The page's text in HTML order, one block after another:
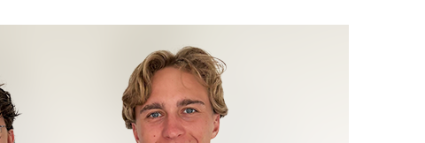
Manufaktur?
Modelle sichert Aiconiq durch die interne „Aiconiq
setzt. Kontrollverlust fürchtet Patrushev dabei
nicht Qualität – sie wird durch
Jeder KI-generierte Code durchlaufe strenge